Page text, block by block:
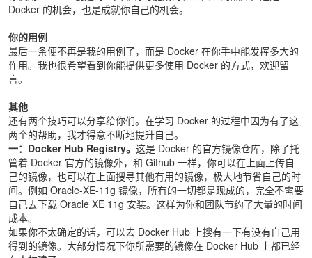
Docker 的机会，也是成就你自己的机会。
你的用例
最后一条便不再是我的用例了，而是 Docker 在你手中能发挥多大的
作用。我也很希望看到你能提供更多使用 Docker 的方式，欢迎留
言。
其他
还有两个技巧可以分享给你们。在学习 Docker 的过程中因为有了这
两个的帮助，我才得意不断地提升自己。
一：Docker Hub Registry。 这是 Docker 的官方镜像仓库，除了托
管着 Docker 官方的镜像外，和 Github 一样，你可以在上面上传自
己的镜像，也可以在上面搜寻其他有用的镜像，极大地节省自己的时
间。例如 Oracle-XE-11g 镜像，所有的一切都是现成的，完全不需要
自己去下载 Oracle XE 11g 安装。这样为你和团队节约了大量的时间
成本。
如果你不太确定的话，可以去 Docker Hub 上搜有一下有没有自己用
得到的镜像。大部分情况下你所需要的镜像在 Docker Hub 上都已经